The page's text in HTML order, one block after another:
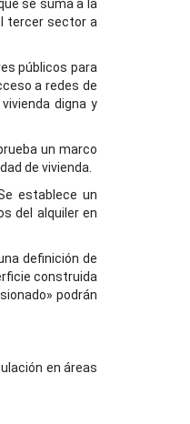
se suma a la
tercer sector a
públicos para
a redes de
digna y
un marco
de vivienda.
establece un
del alquiler en
definición de
construida
podrán
en áreas